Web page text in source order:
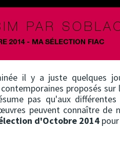
il y a juste quelques
proposés sur
pas qu'aux
peuvent connaître de
d'Octobre 2014